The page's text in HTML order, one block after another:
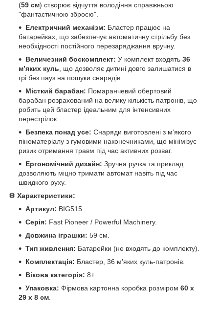
(59 см) створює відчуття володіння справжньою
"фантастичною зброєю".
Електричний механізм: Бластер працює на
батарейках, що забезпечує автоматичну стрільбу без
необхідності постійного перезаряджання вручну.
Величезний боєкомплект: У комплект входять 36
м’яких куль , що дозволяє дитині довго залишатися в
грі без пауз на пошуки снарядів.
Місткий барабан: Помаранчевий обертовий
барабан розрахований на велику кількість патронів, що
робить цей бластер ідеальним для інтенсивних
перестрілок.
Безпека понад усе: Снаряди виготовлені з м’якого
піноматеріалу з гумовими наконечниками, що мінімізує
ризик отримання травм під час активних розваг.
Ергономічний дизайн: Зручна ручка та приклад
дозволяють міцно тримати автомат навіть під час
швидкого руху.
⚙️ Характеристики:
Артикул: BIG515.
Серія: Fast Pioneer / Powerful Machinery.
Довжина іграшки: 59 см.
Тип живлення: Батарейки (не входять до комплекту).
Комплектація: Бластер, 36 м’яких куль-патронів.
Вікова категорія: 8+.
Упаковка: Фірмова картонна коробка розміром 60 х
29 х 8 см